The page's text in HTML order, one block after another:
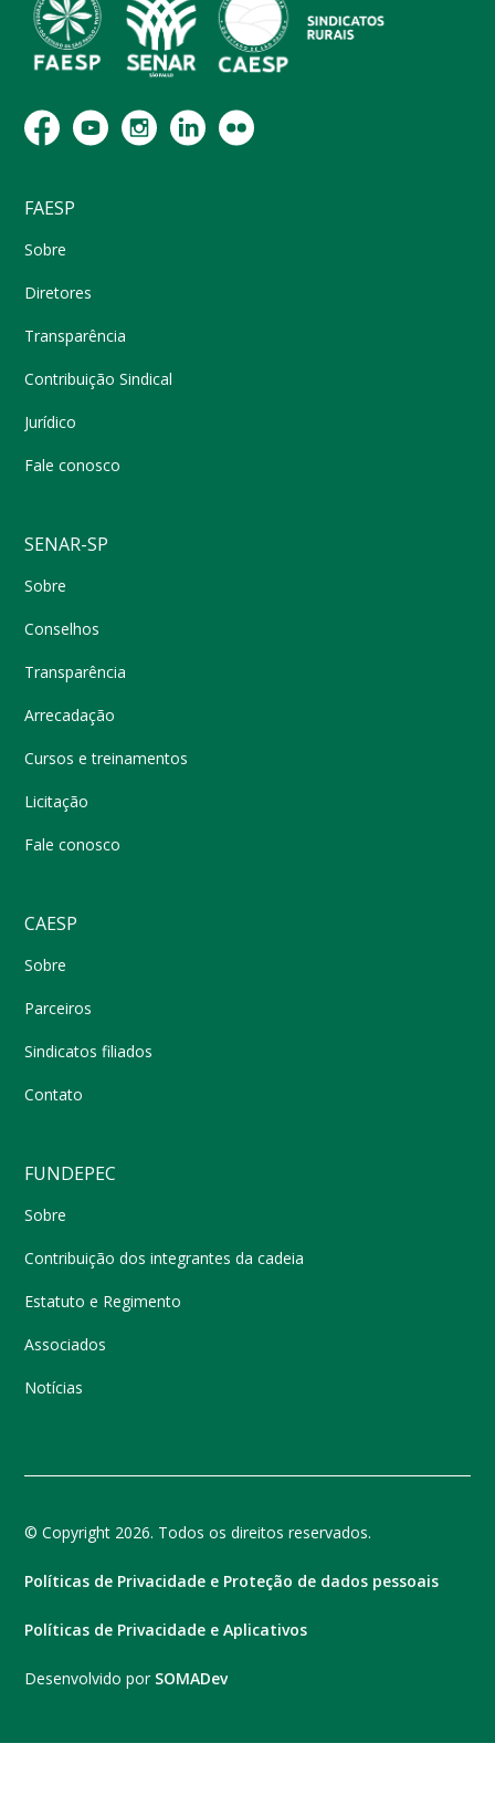
FAESP
Sobre
Diretores
Transparência
Contribuição Sindical
Jurídico
Fale conosco
SENAR-SP
Sobre
Conselhos
Transparência
Arrecadação
Cursos e treinamentos
Licitação
Fale conosco
CAESP
Sobre
Parceiros
Sindicatos filiados
Contato
FUNDEPEC
Sobre
Contribuição dos integrantes da cadeia
Estatuto e Regimento
Associados
Notícias
© Copyright 2026. Todos os direitos reservados.
Políticas de Privacidade e Proteção de dados pessoais
Políticas de Privacidade e Aplicativos
Desenvolvido por SOMADev